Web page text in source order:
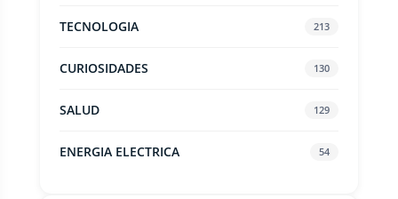
TECNOLOGIA 213
CURIOSIDADES 130
SALUD 129
ENERGIA ELECTRICA 54